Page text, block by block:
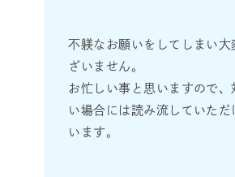
不躾なお願いをしてしまい大
ざいません。
お忙しい事と思いますので、
い場合には読み流していただ
います。